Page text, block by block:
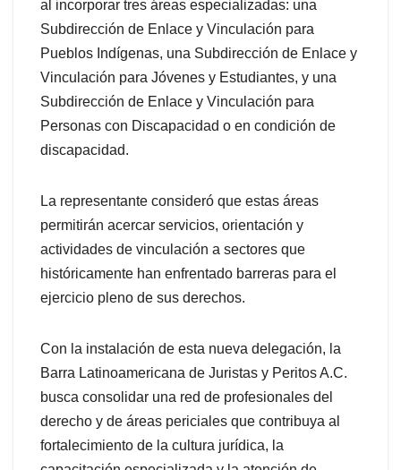
al incorporar tres áreas especializadas: una
Subdirección de Enlace y Vinculación para
Pueblos Indígenas, una Subdirección de Enlace y
Vinculación para Jóvenes y Estudiantes, y una
Subdirección de Enlace y Vinculación para
Personas con Discapacidad o en condición de
discapacidad.
La representante consideró que estas áreas
permitirán acercar servicios, orientación y
actividades de vinculación a sectores que
históricamente han enfrentado barreras para el
ejercicio pleno de sus derechos.
Con la instalación de esta nueva delegación, la
Barra Latinoamericana de Juristas y Peritos A.C.
busca consolidar una red de profesionales del
derecho y de áreas periciales que contribuya al
fortalecimiento de la cultura jurídica, la